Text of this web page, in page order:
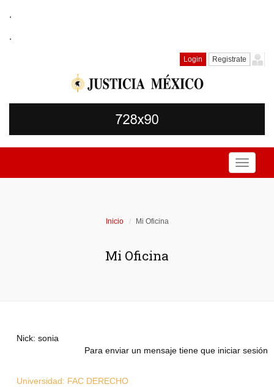
.
.
Login Registrate
Toggle
Inicio Mi Oficina
Mi Oficina
Nick: sonia
Para enviar un mensaje tiene que iniciar sesión
Universidad: FAC DERECHO